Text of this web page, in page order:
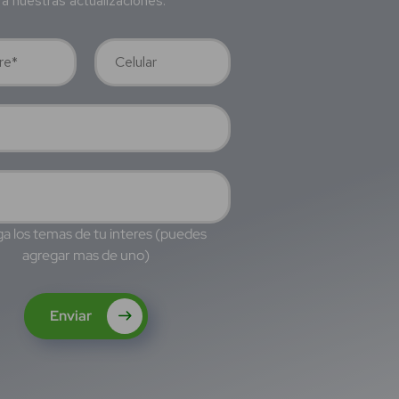
los temas de tu interes (puedes
agregar mas de uno)
Enviar